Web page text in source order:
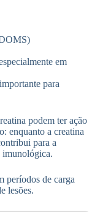
em
para
podem ter ação
enquanto a creatina
para a
imunológica.
períodos de carga
lesões.